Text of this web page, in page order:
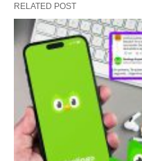
RELATED POST